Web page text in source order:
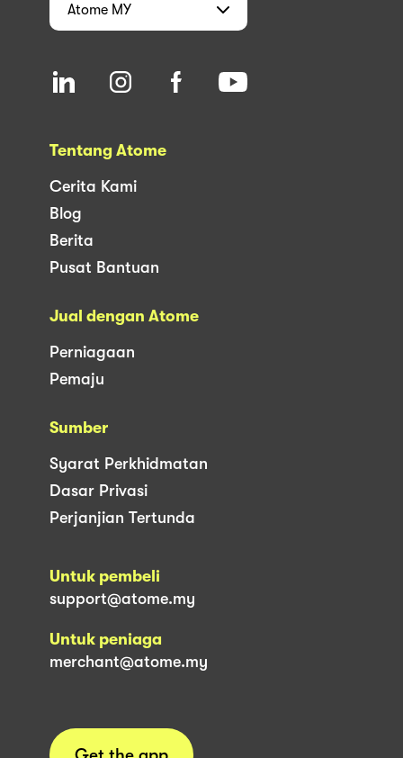
Atome MY
Tentang Atome
Cerita Kami
Blog
Berita
Pusat Bantuan
Jual dengan Atome
Perniagaan
Pemaju
Sumber
Syarat Perkhidmatan
Dasar Privasi
Perjanjian Tertunda
Untuk pembeli
support@atome.my
Untuk peniaga
merchant@atome.my